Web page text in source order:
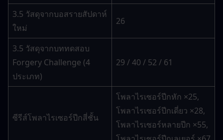
3.5 วัสดุจากบอสรายสัปดาห์
ใหม่
26
3.5 วัสดุจากบททดสอบ
Forgery Challenge (4
ประเภท)
29 / 40 / 52 / 61
ซีรีส์โพลาไรเซอร์ปีกสี่ชั้น
โพลาไรเซอร์ปีกหัก ×25,
โพลาไรเซอร์ปีกเดี่ยว ×28,
โพลาไรเซอร์หลายปีก ×55,